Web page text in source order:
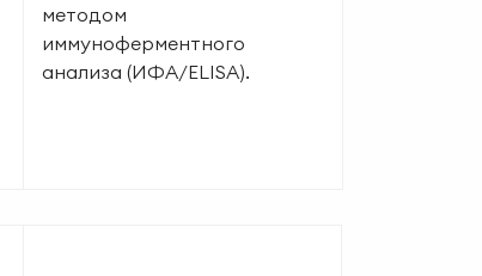
методом
иммуноферментного
анализа (ИФА/ELISA).